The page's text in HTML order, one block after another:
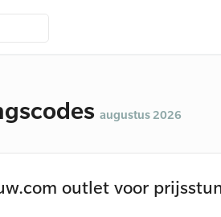
augustus 2026
outlet voor